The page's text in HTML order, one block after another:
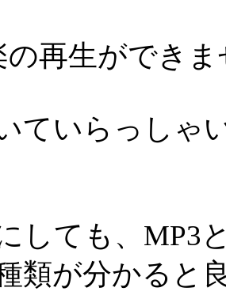
の再生ができ
ていらっしゃ
しても、MP3
類が分かると